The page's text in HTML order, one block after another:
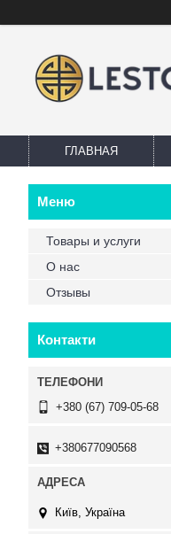
ГЛАВНАЯ
Товары и услуги
О нас
Отзывы
Контакти
+380 (67) 709-05-68
+380677090568
Київ, Україна